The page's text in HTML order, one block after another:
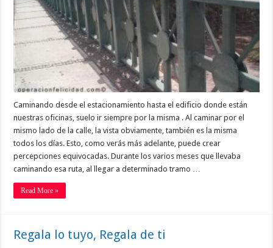
Caminando desde el estacionamiento hasta el edificio donde están
nuestras oficinas, suelo ir siempre por la misma . Al caminar por el
mismo lado de la calle, la vista obviamente, también es la misma
todos los días. Esto, como verás más adelante, puede crear
percepciones equivocadas. Durante los varios meses que llevaba
caminando esa ruta, al llegar a determinado tramo …
Read More »
Regala lo tuyo, Regala de ti